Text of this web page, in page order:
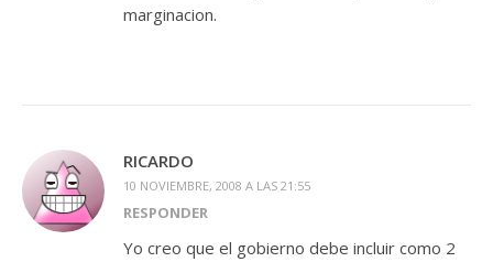
marginacion.
RICARDO
10 NOVIEMBRE, 2008 A LAS 21:55
RESPONDER
Yo creo que el gobierno debe incluir como 2